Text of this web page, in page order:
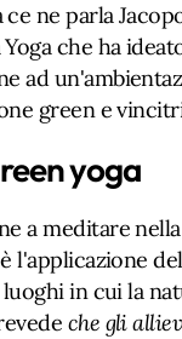
ce ne parla
Yoga che ha
ad
green e
yoga
a meditare
l'applicazione
in cui la
che gli